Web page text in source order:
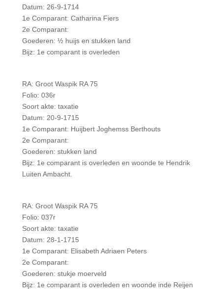
Datum: 26-9-1714
1e Comparant: Catharina Fiers
2e Comparant:
Goederen: ½ huijs en stukken land
Bijz: 1e comparant is overleden
RA: Groot Waspik RA 75
Folio: 036r
Soort akte: taxatie
Datum: 20-9-1715
1e Comparant: Huijbert Joghemss Berthouts
2e Comparant:
Goederen: stukken land
Bijz: 1e comparant is overleden en woonde te Hendrik
Luiten Ambacht.
RA: Groot Waspik RA 75
Folio: 037r
Soort akte: taxatie
Datum: 28-1-1715
1e Comparant: Elisabeth Adriaen Peters
2e Comparant:
Goederen: stukje moerveld
Bijz: 1e comparant is overleden en woonde inde Reijen